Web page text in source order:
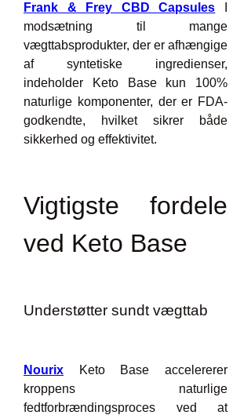
Frank & Frey CBD Capsules
modsætning til mange
vægttabsprodukter, der er afhængige
af syntetiske ingredienser,
indeholder Keto Base kun 100%
naturlige komponenter, der er FDA-
godkendte, hvilket sikrer både
sikkerhed og effektivitet.
Vigtigste fordele
ved Keto Base
Understøtter sundt vægttab
Nourix Keto Base accelererer
kroppens naturlige
fedtforbrændingsproces ved at